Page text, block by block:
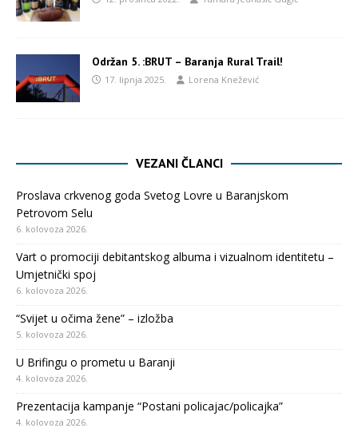
Održan 5. :BRUT – Baranja Rural Trail!
17. lipnja 2025. Lorena Knežević
VEZANI ČLANCI
Proslava crkvenog goda Svetog Lovre u Baranjskom
Petrovom Selu
6. kolovoza 2026.
Vart o promociji debitantskog albuma i vizualnom identitetu –
Umjetnički spoj
6. kolovoza 2026.
“Svijet u očima žene” – izložba
5. kolovoza 2026.
U Brifingu o prometu u Baranji
4. kolovoza 2026.
Prezentacija kampanje “Postani policajac/policajka”
4. kolovoza 2026.